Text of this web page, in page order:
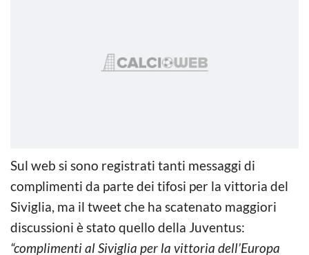
Sul web si sono registrati tanti messaggi di
complimenti da parte dei tifosi per la vittoria del
Siviglia, ma il tweet che ha scatenato maggiori
discussioni è stato quello della Juventus:
“complimenti al Siviglia per la vittoria dell’Europa